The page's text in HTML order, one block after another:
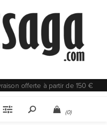
offerte à partir de 150 €
(0)